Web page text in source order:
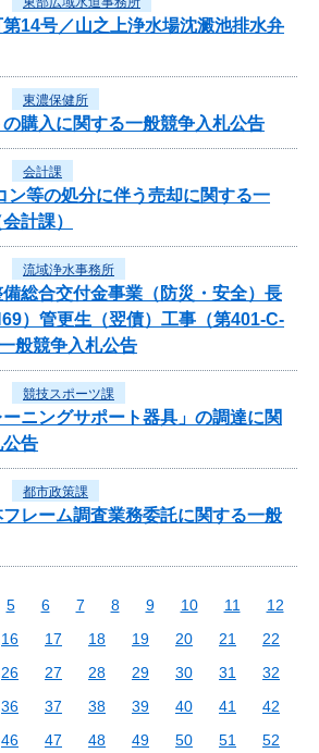
第14号／山之上浄水場沈澱池排水弁
東濃保健所
購入に関する一般競争入札公告
会計課
ン等の処分に伴う売却に関する一
計課）
流域浄水事務所
総合交付金事業（防災・安全）長
）管更生（翌債）工事（第401-C-
般競争入札公告
競技スポーツ課
ーニングサポート器具」の調達に関
告
都市政策課
レーム調査業務委託に関する一般
5 6 7 8 9 10 11
12
16 17 18 19 20 21
22
26 27 28 29 30 31
32
36 37 38 39 40 41
42
46 47 48 49 50 51
52